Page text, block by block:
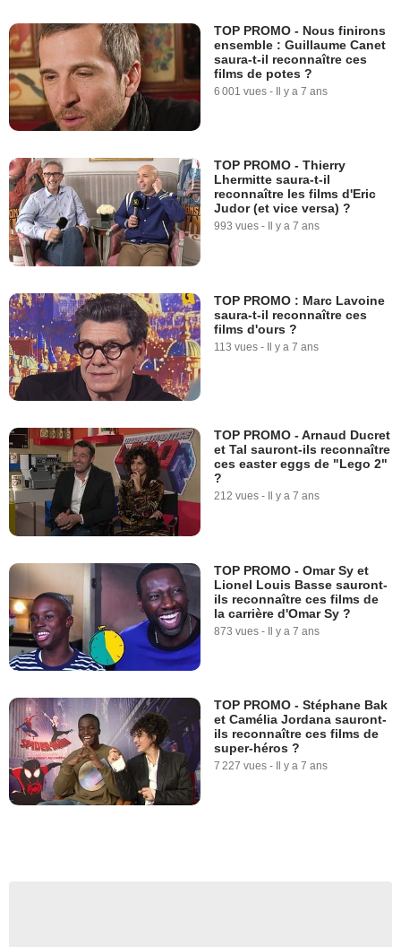
TOP PROMO - Nous finirons
ensemble : Guillaume Canet
saura-t-il reconnaître ces
films de potes ?
6 001 vues - Il y a 7 ans
TOP PROMO - Thierry
Lhermitte saura-t-il
reconnaître les films d'Eric
Judor (et vice versa) ?
993 vues - Il y a 7 ans
TOP PROMO : Marc Lavoine
saura-t-il reconnaître ces
films d'ours ?
113 vues - Il y a 7 ans
TOP PROMO - Arnaud Ducret
et Tal sauront-ils reconnaître
ces easter eggs de "Lego 2"
?
212 vues - Il y a 7 ans
TOP PROMO - Omar Sy et
Lionel Louis Basse sauront-
ils reconnaître ces films de
la carrière d'Omar Sy ?
873 vues - Il y a 7 ans
TOP PROMO - Stéphane Bak
et Camélia Jordana sauront-
ils reconnaître ces films de
super-héros ?
7 227 vues - Il y a 7 ans